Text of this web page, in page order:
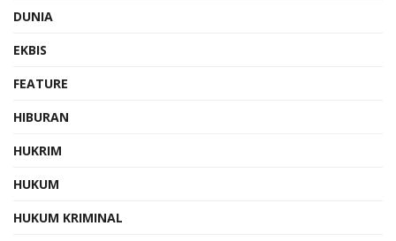
DUNIA
EKBIS
FEATURE
HIBURAN
HUKRIM
HUKUM
HUKUM KRIMINAL